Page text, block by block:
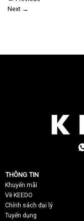
Next →
THÔNG TIN
Khuyến mãi
Về KEEDO
Chính sách đại lý
Tuyển dụng